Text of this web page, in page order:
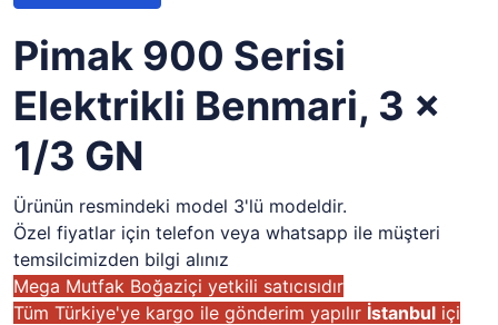
Pimak 900 Serisi
Elektrikli Benmari, 3 x
1/3 GN
Ürünün resmindeki model 3'lü modeldir.
Özel fiyatlar için telefon veya whatsapp ile müşteri
temsilcimizden bilgi alınız
Mega Mutfak Boğaziçi yetkili satıcısıdır
Tüm Türkiye'ye kargo ile gönderim yapılır İstanbul içi